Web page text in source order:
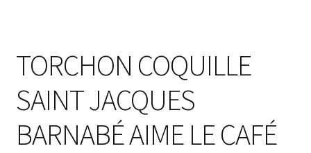
TORCHON COQUILLE
SAINT JACQUES
BARNABÉ AIME LE CAFÉ